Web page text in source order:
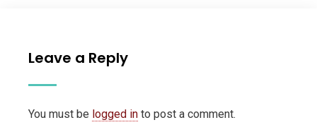
Leave a Reply
You must be logged in to post a comment.